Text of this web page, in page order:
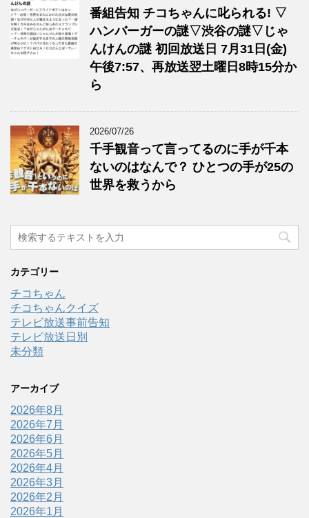
番組告知 チコちゃんに叱られる! ▽
ハンバーガーの謎▽渋谷の謎▽じゃ
んけんの謎 初回放送日 7月31日(金)
午後7:57、再放送翌土曜日8時15分か
ら
2026/07/26
千手観音って言ってるのに手が千本
ないのはなんで？ ひとつの手が25の
世界を救うから
カテゴリー
チコちゃん
チコちゃんクイズ
テレビ放送事前告知
テレビ放送日別
未分類
アーカイブ
2026年8月
2026年7月
2026年6月
2026年5月
2026年4月
2026年3月
2026年2月
2026年1月